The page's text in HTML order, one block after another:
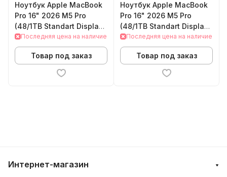
Ноутбук Apple MacBook
Pro 16" 2026 M5 Pro
(48/1TB Standart Display
Space Black)
Последняя цена на наличие
Товар под заказ
Ноутбук Apple MacBook
Pro 16" 2026 M5 Pro
(48/1TB Standart Display
Silver)
Последняя цена на наличие
Товар под заказ
Интернет-магазин